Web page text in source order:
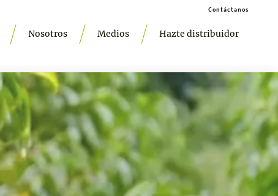
Contáctanos
Nosotros Medios Hazte distribuidor